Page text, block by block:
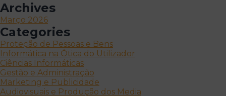
Archives
Março 2026
Categories
Proteção de Pessoas e Bens
Informática na Ótica do Utilizador
Ciências Informáticas
Gestão e Administração
Marketing e Publicidade
Audiovisuais e Produção dos Media